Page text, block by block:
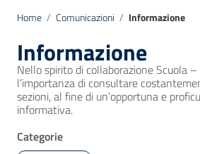
Home / Comunicazioni / Informazione
Informazione
Nello spirito di collaborazione Scuola
l’importanza di consultare
sezioni, al fine di un’opportuna e
informativa.
Categorie